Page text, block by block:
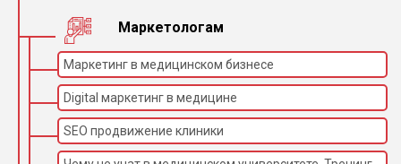
Маркетологам
Маркетинг в медицинском бизнесе
Digital маркетинг в медицине
SEO продвижение клиники